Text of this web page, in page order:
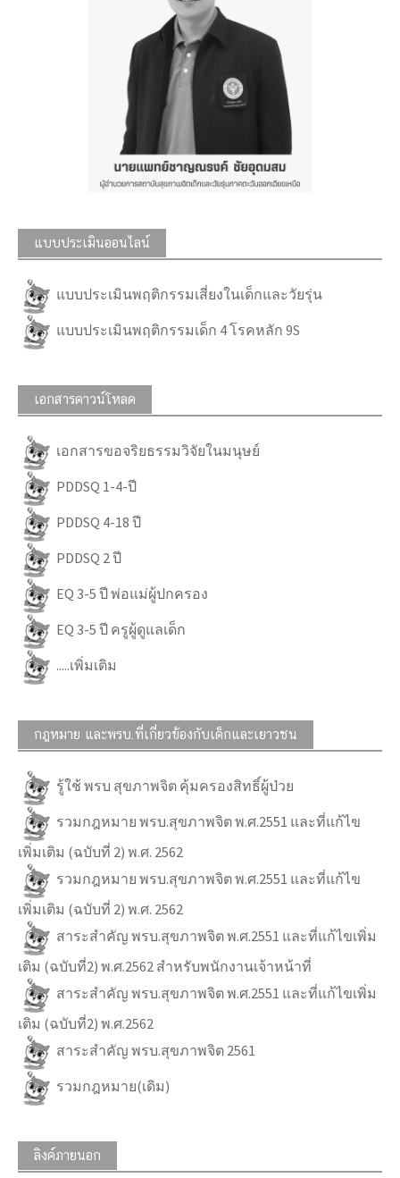
แบบประเมินออนไลน์
แบบประเมินพฤติกรรมเสี่ยงในเด็กและวัยรุ่น
แบบประเมินพฤติกรรมเด็ก 4 โรคหลัก 9S
เอกสารดาวน์โหลด
เอกสารขอจริยธรรมวิจัยในมนุษย์
PDDSQ 1-4-ปี
PDDSQ 4-18 ปี
PDDSQ 2 ปี
EQ 3-5 ปี พ่อแม่ผู้ปกครอง
EQ 3-5 ปี ครูผู้ดูแลเด็ก
.....เพิ่มเติม
กฎหมาย และพรบ.ที่เกี่ยวข้องกับเด็กและเยาวชน
รู้ใช้ พรบ สุขภาพจิต คุ้มครองสิทธิ์ผู้ป่วย
รวมกฎหมาย พรบ.สุขภาพจิต พ.ศ.2551 และที่แก้ไข
เพิ่มเติม (ฉบับที่ 2) พ.ศ. 2562
รวมกฎหมาย พรบ.สุขภาพจิต พ.ศ.2551 และที่แก้ไข
เพิ่มเติม (ฉบับที่ 2) พ.ศ. 2562
สาระสำคัญ พรบ.สุขภาพจิต พ.ศ.2551 และที่แก้ไขเพิ่ม
เติม (ฉบับที่2) พ.ศ.2562 สำหรับพนักงานเจ้าหน้าที่
สาระสำคัญ พรบ.สุขภาพจิต พ.ศ.2551 และที่แก้ไขเพิ่ม
เติม (ฉบับที่2) พ.ศ.2562
สาระสำคัญ พรบ.สุขภาพจิต 2561
รวมกฎหมาย(เดิม)
ลิงค์ภายนอก